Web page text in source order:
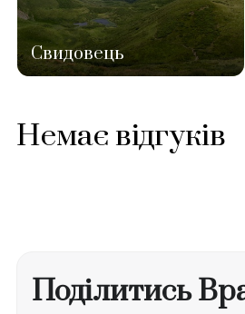
Свидовець
Немає відгуків
Поділитись